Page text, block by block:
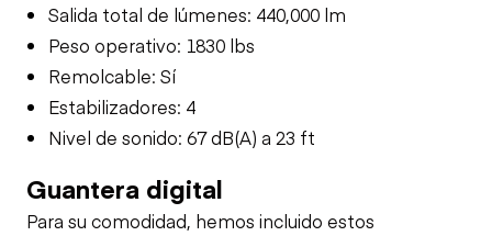
Salida total de lúmenes: 440,000 lm
Peso operativo: 1830 lbs
Remolcable: Sí
Estabilizadores: 4
Nivel de sonido: 67 dB(A) a 23 ft
Guantera digital
Para su comodidad, hemos incluido estos